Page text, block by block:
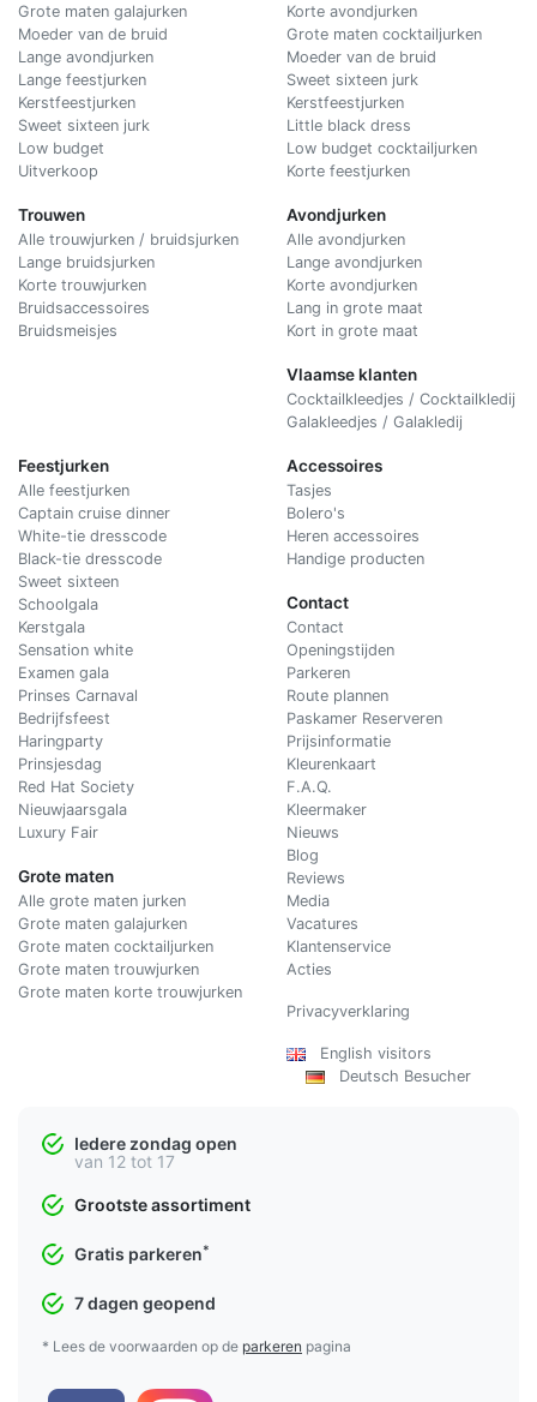
Grote maten galajurken
Moeder van de bruid
Lange avondjurken
Lange feestjurken
Kerstfeestjurken
Sweet sixteen jurk
Low budget
Uitverkoop
Trouwen
Alle trouwjurken / bruidsjurken
Lange bruidsjurken
Korte trouwjurken
Bruidsaccessoires
Bruidsmeisjes
Korte avondjurken
Grote maten cocktailjurken
Moeder van de bruid
Sweet sixteen jurk
Kerstfeestjurken
Little black dress
Low budget cocktailjurken
Korte feestjurken
Avondjurken
Alle avondjurken
Lange avondjurken
Korte avondjurken
Lang in grote maat
Kort in grote maat
Vlaamse klanten
Cocktailkleedjes / Cocktailkledij
Galakleedjes / Galakledij
Feestjurken
Alle feestjurken
Captain cruise dinner
White-tie dresscode
Black-tie dresscode
Sweet sixteen
Schoolgala
Kerstgala
Sensation white
Examen gala
Prinses Carnaval
Bedrijfsfeest
Haringparty
Prinsjesdag
Red Hat Society
Nieuwjaarsgala
Luxury Fair
Grote maten
Alle grote maten jurken
Grote maten galajurken
Grote maten cocktailjurken
Grote maten trouwjurken
Grote maten korte trouwjurken
Accessoires
Tasjes
Bolero's
Heren accessoires
Handige producten
Contact
Contact
Openingstijden
Parkeren
Route plannen
Paskamer Reserveren
Prijsinformatie
Kleurenkaart
F.A.Q.
Kleermaker
Nieuws
Blog
Reviews
Media
Vacatures
Klantenservice
Acties
Privacyverklaring
English visitors
Deutsch Besucher
Iedere zondag open
van 12 tot 17
Grootste assortiment
Gratis parkeren*
7 dagen geopend
* Lees de voorwaarden op de parkeren pagina